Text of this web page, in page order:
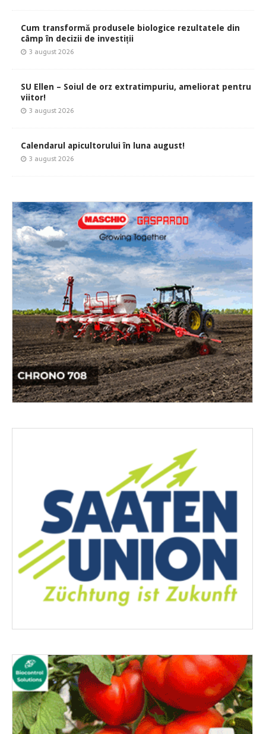
Cum transformă produsele biologice rezultatele din
câmp în decizii de investiții
3 august 2026
SU Ellen – Soiul de orz extratimpuriu, ameliorat pentru
viitor!
3 august 2026
Calendarul apicultorului în luna august!
3 august 2026